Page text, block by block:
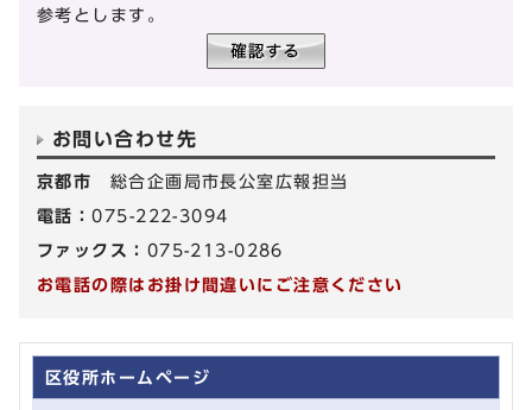
参考とします。
お問い合わせ先
京都市 総合企画局市長公室広報担当
電話：075-222-3094
ファックス： 075-213-0286
お電話の際はお掛け間違いにご注意ください
区役所ホームページ